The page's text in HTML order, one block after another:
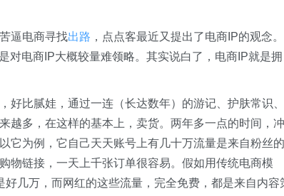
逼电商寻找出路 ，点点客最近又提出了电商IP的观念。
对电商IP大概较量难领略。其实说白了，电商IP就是拥
比腻娃，通过一连（长达数年）的游记、护肤常识、
越多，在这样的基本上，卖货。两年多一点的时间，冲
它为例，它自己天天账号上有几十万流量是来自粉丝的
物链接，一天上千张订单很容易。假如用传统电商模
几万，而网红的这些流量，完全免费，都是来自内容